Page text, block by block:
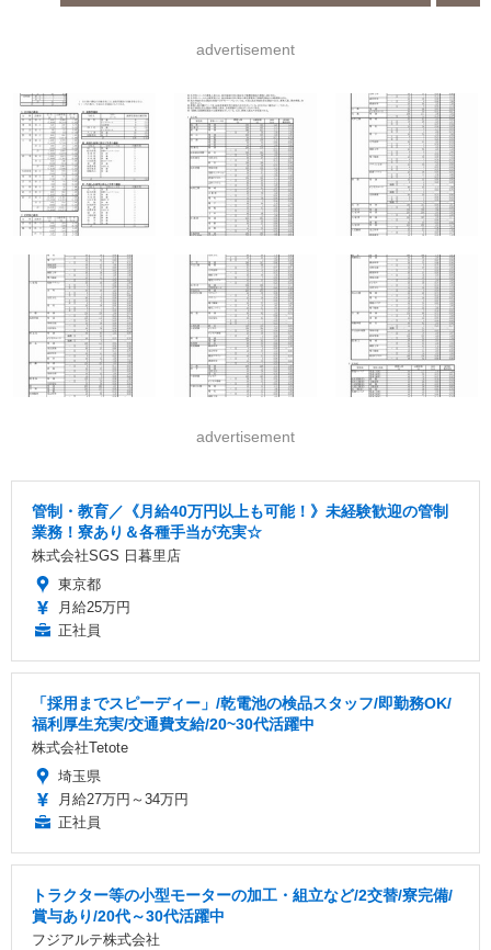
advertisement
advertisement
管制・教育／《月給40万円以上も可能！》未経験歓迎の管制
業務！寮あり＆各種手当が充実☆
株式会社SGS 日暮里店
東京都
月給25万円
正社員
「採用までスピーディー」/乾電池の検品スタッフ/即勤務OK/
福利厚生充実/交通費支給/20~30代活躍中
株式会社Tetote
埼玉県
月給27万円～34万円
正社員
トラクター等の小型モーターの加工・組立など/2交替/寮完備/
賞与あり/20代～30代活躍中
フジアルテ株式会社